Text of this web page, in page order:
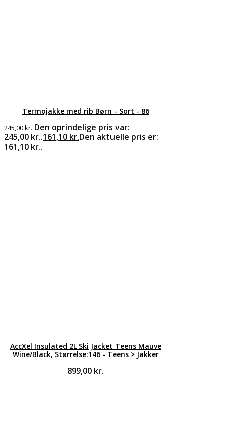
Termojakke med rib Børn - Sort - 86
245,00kr. Den oprindelige pris var:
245,00 kr..161,10 kr.Den aktuelle pris er:
161,10 kr..
AccXel Insulated 2L Ski Jacket Teens Mauve
Wine/Black, Størrelse:146 - Teens > Jakker
899,00 kr.